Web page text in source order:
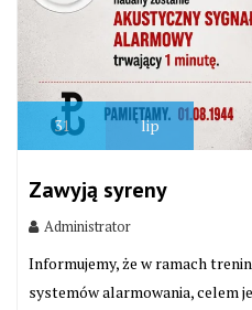
31 lip
Zawyją syreny
Administrator
Informujemy, że w ramach
systemów alarmowania, celem